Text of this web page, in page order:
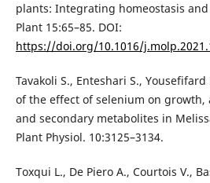
plants: Integrating homeostasis
Plant 15:65–85. DOI:
https://doi.org/10.1016/
Tavakoli S., Enteshari S.,
of the effect of selenium on growth,
and secondary metabolites in
Plant Physiol. 10:3125–3134.
Toxqui L., De Piero A., Courtois V.,